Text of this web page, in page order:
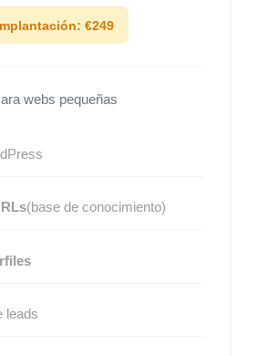
Implantación: €249
webs pequeñas
(base de conocimiento)
leads